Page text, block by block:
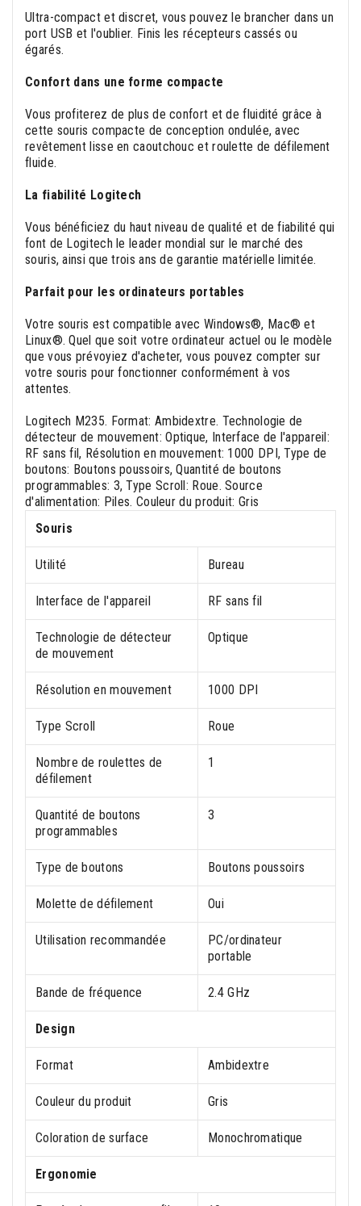
Ultra-compact et discret, vous pouvez le brancher dans un
port USB et l'oublier. Finis les récepteurs cassés ou
égarés.
Confort dans une forme compacte
Vous profiterez de plus de confort et de fluidité grâce à
cette souris compacte de conception ondulée, avec
revêtement lisse en caoutchouc et roulette de défilement
fluide.
La fiabilité Logitech
Vous bénéficiez du haut niveau de qualité et de fiabilité qui
font de Logitech le leader mondial sur le marché des
souris, ainsi que trois ans de garantie matérielle limitée.
Parfait pour les ordinateurs portables
Votre souris est compatible avec Windows®, Mac® et
Linux®. Quel que soit votre ordinateur actuel ou le modèle
que vous prévoyiez d'acheter, vous pouvez compter sur
votre souris pour fonctionner conformément à vos
attentes.
Logitech M235. Format: Ambidextre. Technologie de
détecteur de mouvement: Optique, Interface de l'appareil:
RF sans fil, Résolution en mouvement: 1000 DPI, Type de
boutons: Boutons poussoirs, Quantité de boutons
programmables: 3, Type Scroll: Roue. Source
d'alimentation: Piles. Couleur du produit: Gris
Souris
Utilité Bureau
Interface de l'appareil RF sans fil
Technologie de détecteur
de mouvement
Optique
Résolution en mouvement 1000 DPI
Type Scroll Roue
Nombre de roulettes de
défilement
1
Quantité de boutons
programmables
3
Type de boutons Boutons poussoirs
Molette de défilement Oui
Utilisation recommandée
PC/ordinateur
portable
Bande de fréquence 2.4 GHz
Design
Format Ambidextre
Couleur du produit Gris
Coloration de surface Monochromatique
Ergonomie